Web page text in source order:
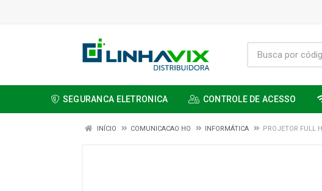
SEGURANCA ELETRONICA CONTROLE DE ACESSO
INÍCIO COMUNICACAO HO INFORMÁTICA PROJETOR FULL